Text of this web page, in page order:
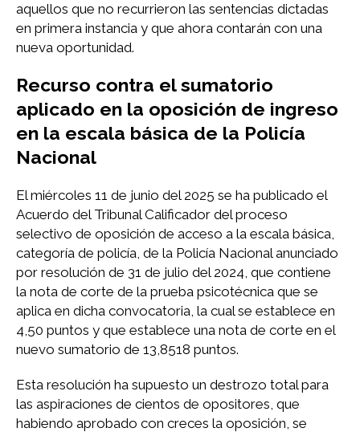
aquellos que no recurrieron las sentencias dictadas
en primera instancia y que ahora contarán con una
nueva oportunidad.
Recurso contra el sumatorio
aplicado en la oposición de ingreso
en la escala básica de la Policía
Nacional
El miércoles 11 de junio del 2025 se ha publicado el
Acuerdo del Tribunal Calificador del proceso
selectivo de oposición de acceso a la escala básica,
categoría de policía, de la Policía Nacional anunciado
por resolución de 31 de julio del 2024, que contiene
la nota de corte de la prueba psicotécnica que se
aplica en dicha convocatoria, la cual se establece en
4,50 puntos y que establece una nota de corte en el
nuevo sumatorio de 13,8518 puntos.
Esta resolución ha supuesto un destrozo total para
las aspiraciones de cientos de opositores, que
habiendo aprobado con creces la oposición, se